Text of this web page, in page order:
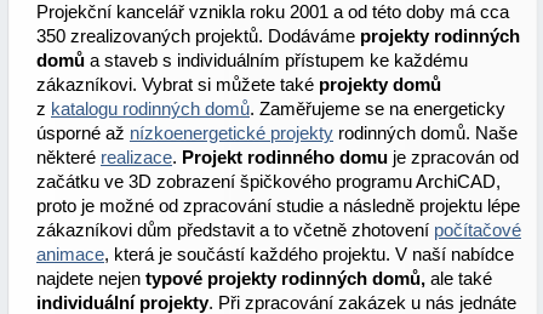
Projekční kancelář vznikla roku 2001 a od této doby má cca
350 zrealizovaných projektů. Dodáváme projekty rodinných
domů a staveb s individuálním přístupem ke každému
zákazníkovi. Vybrat si můžete také projekty domů
z katalogu rodinných domů. Zaměřujeme se na energeticky
úsporné až nízkoenergetické projekty rodinných domů. Naše
některé realizace. Projekt rodinného domu je zpracován od
začátku ve 3D zobrazení špičkového programu ArchiCAD,
proto je možné od zpracování studie a následně projektu lépe
zákazníkovi dům představit a to včetně zhotovení počítačové
animace, která je součástí každého projektu. V naší nabídce
najdete nejen typové projekty rodinných domů, ale také
individuální projekty. Při zpracování zakázek u nás jednáte